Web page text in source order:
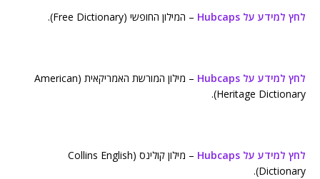
לחץ למידע על Hubcaps – המילון החופשי (Free Dictionary).
לחץ למידע על Hubcaps
– מילון המורשת האמריקאית (American
Heritage Dictionary).
לחץ למידע על Hubcaps
– מילון קולינס (Collins English
Dictionary).